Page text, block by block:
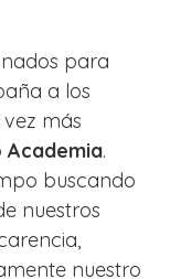
para
a los
más
Academia.
buscando
nuestros
nuestro